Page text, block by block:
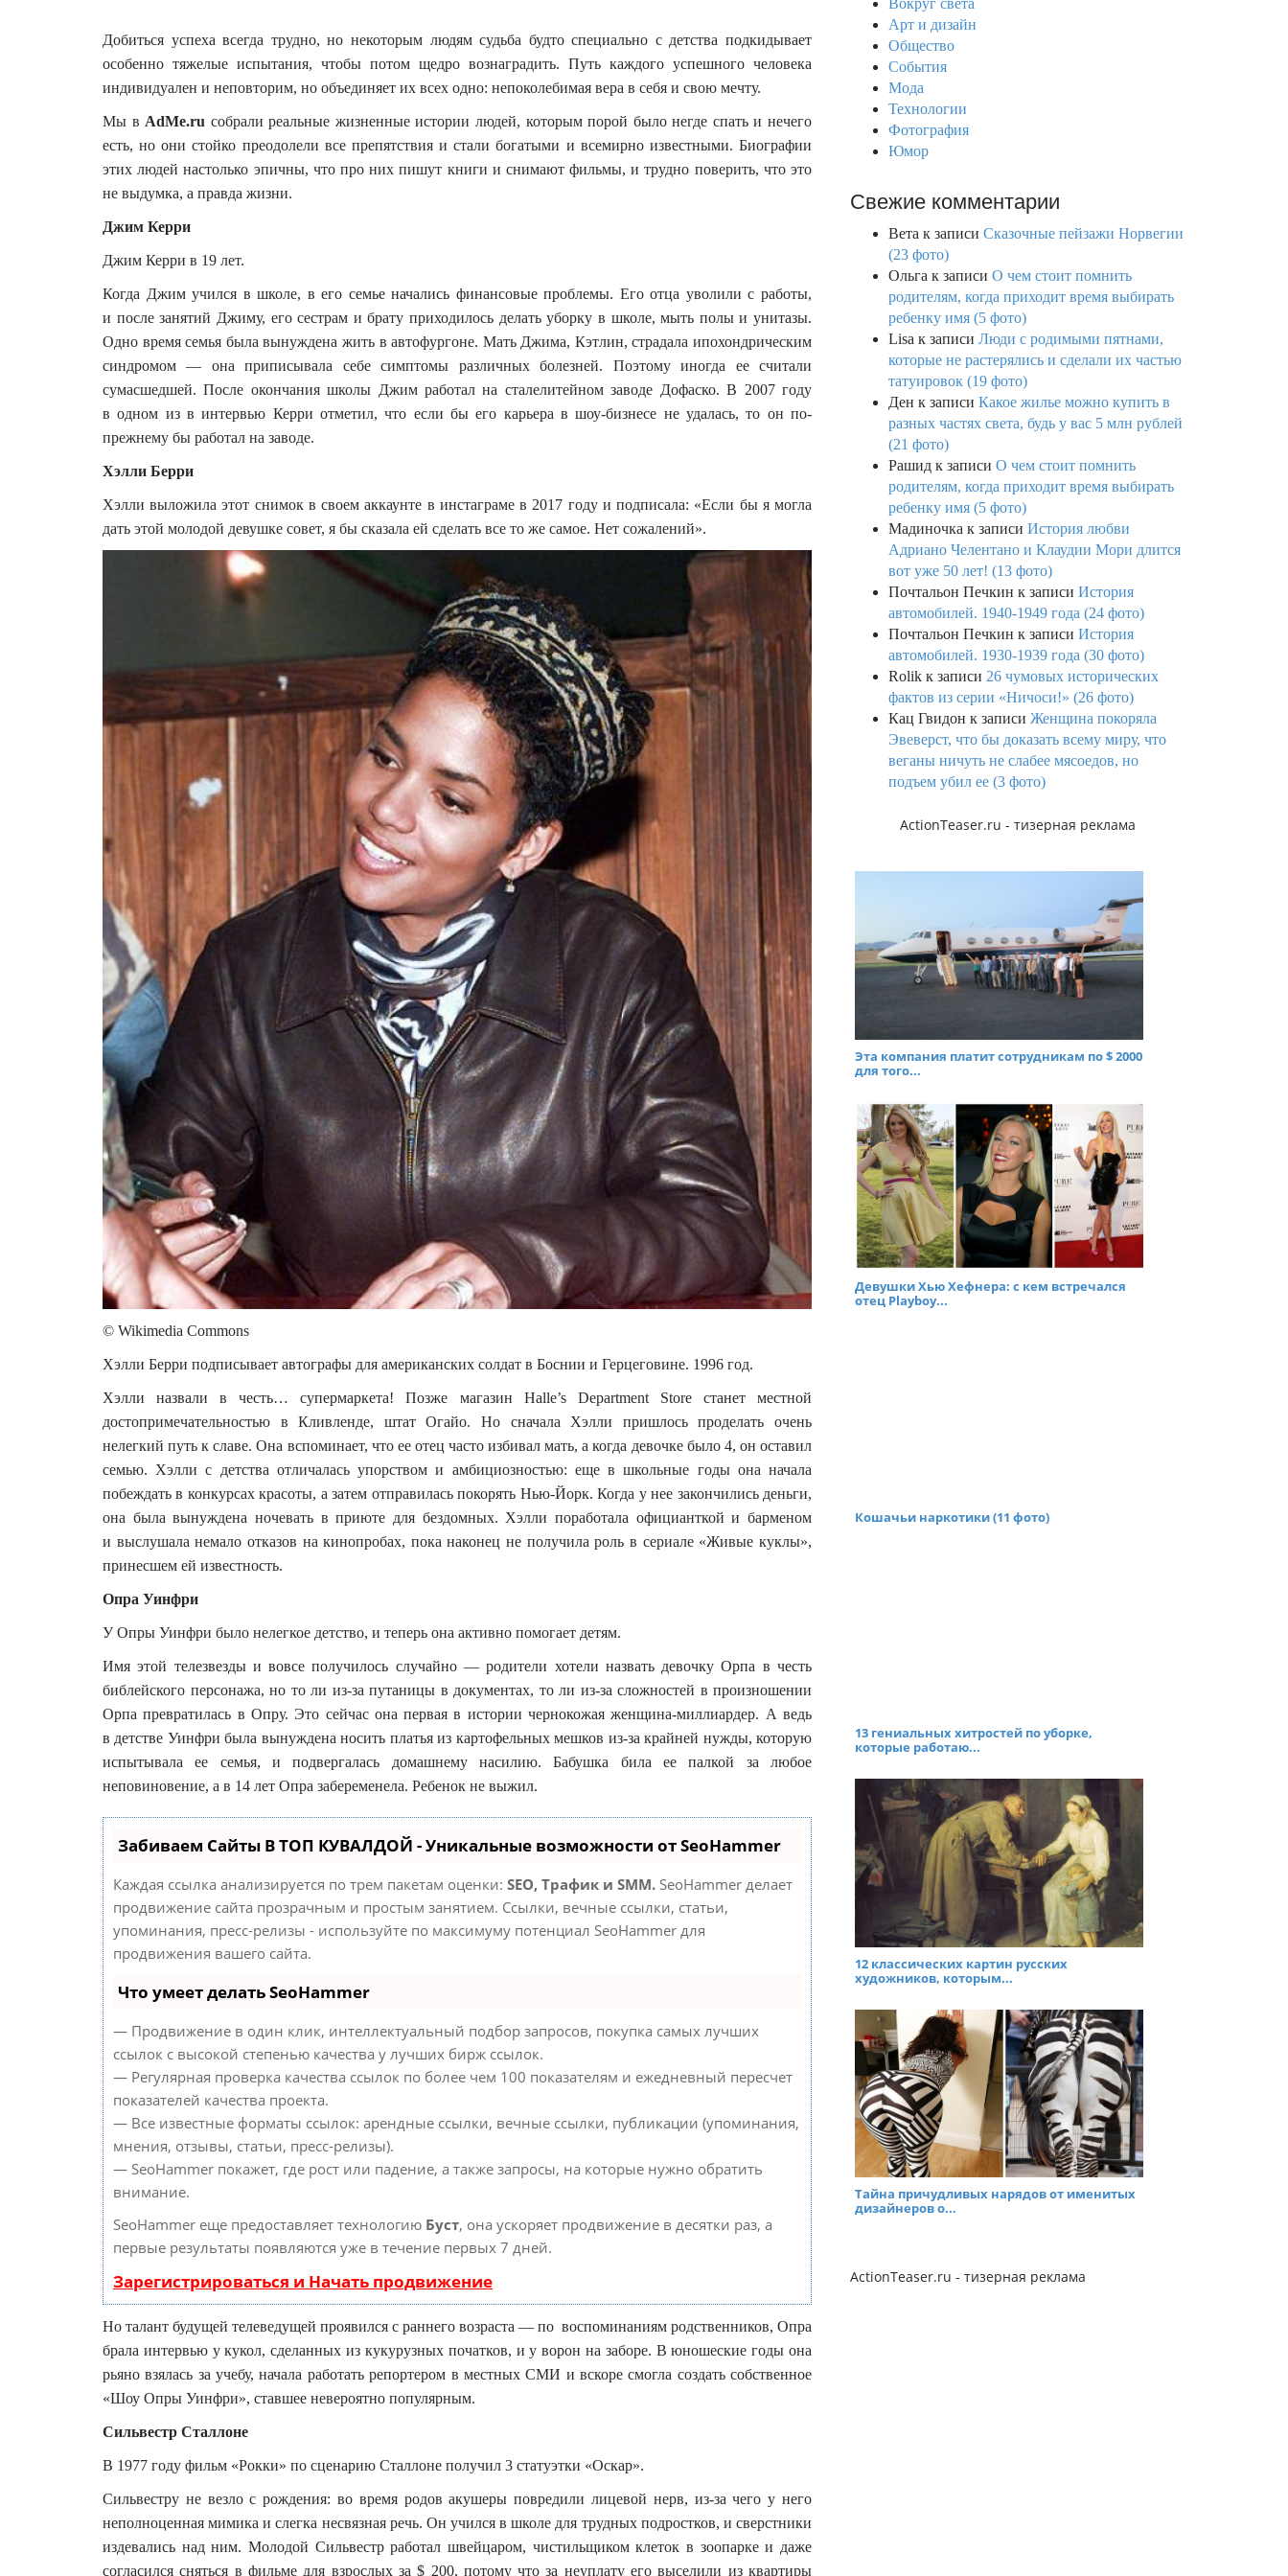
Добиться успеха всегда трудно, но некоторым людям судьба будто специально с детства подкидывает
особенно тяжелые испытания, чтобы потом щедро вознаградить. Путь каждого успешного человека
индивидуален и неповторим, но объединяет их всех одно: непоколебимая вера в себя и свою мечту.
Мы в AdMe.ru собрали реальные жизненные истории людей, которым порой было негде спать и нечего
есть, но они стойко преодолели все препятствия и стали богатыми и всемирно известными. Биографии
этих людей настолько эпичны, что про них пишут книги и снимают фильмы, и трудно поверить, что это
не выдумка, а правда жизни.
Джим Керри
Джим Керри в 19 лет.
Когда Джим учился в школе, в его семье начались финансовые проблемы. Его отца уволили с работы,
и после занятий Джиму, его сестрам и брату приходилось делать уборку в школе, мыть полы и унитазы.
Одно время семья была вынуждена жить в автофургоне. Мать Джима, Кэтлин, страдала ипохондрическим
синдромом — она приписывала себе симптомы различных болезней. Поэтому иногда ее считали
сумасшедшей. После окончания школы Джим работал на сталелитейном заводе Дофаско. В 2007 году
в одном из в интервью Керри отметил, что если бы его карьера в шоу-бизнесе не удалась, то он по-
прежнему бы работал на заводе.
Хэлли Берри
Хэлли выложила этот снимок в своем аккаунте в инстаграме в 2017 году и подписала: «Если бы я могла
дать этой молодой девушке совет, я бы сказала ей сделать все то же самое. Нет сожалений».
© Wikimedia Commons
Хэлли Берри подписывает автографы для американских солдат в Боснии и Герцеговине. 1996 год.
Хэлли назвали в честь… супермаркета! Позже магазин Halle’s Department Store станет местной
достопримечательностью в Кливленде, штат Огайо. Но сначала Хэлли пришлось проделать очень
нелегкий путь к славе. Она вспоминает, что ее отец часто избивал мать, а когда девочке было 4, он оставил
семью. Хэлли с детства отличалась упорством и амбициозностью: еще в школьные годы она начала
побеждать в конкурсах красоты, а затем отправилась покорять Нью-Йорк. Когда у нее закончились деньги,
она была вынуждена ночевать в приюте для бездомных. Хэлли поработала официанткой и барменом
и выслушала немало отказов на кинопробах, пока наконец не получила роль в сериале «Живые куклы»,
принесшем ей известность.
Опра Уинфри
У Опры Уинфри было нелегкое детство, и теперь она активно помогает детям.
Имя этой телезвезды и вовсе получилось случайно — родители хотели назвать девочку Орпа в честь
библейского персонажа, но то ли из-за путаницы в документах, то ли из-за сложностей в произношении
Орпа превратилась в Опру. Это сейчас она первая в истории чернокожая женщина-миллиардер. А ведь
в детстве Уинфри была вынуждена носить платья из картофельных мешков из-за крайней нужды, которую
испытывала ее семья, и подвергалась домашнему насилию. Бабушка била ее палкой за любое
неповиновение, а в 14 лет Опра забеременела. Ребенок не выжил.
Забиваем Сайты В ТОП КУВАЛДОЙ - Уникальные возможности от SeoHammer
Каждая ссылка анализируется по трем пакетам оценки: SEO, Трафик и SMM. SeoHammer делает
продвижение сайта прозрачным и простым занятием. Ссылки, вечные ссылки, статьи,
упоминания, пресс-релизы - используйте по максимуму потенциал SeoHammer для
продвижения вашего сайта.
Что умеет делать SeoHammer
— Продвижение в один клик, интеллектуальный подбор запросов, покупка самых лучших
ссылок с высокой степенью качества у лучших бирж ссылок.
— Регулярная проверка качества ссылок по более чем 100 показателям и ежедневный пересчет
показателей качества проекта.
— Все известные форматы ссылок: арендные ссылки, вечные ссылки, публикации (упоминания,
мнения, отзывы, статьи, пресс-релизы).
— SeoHammer покажет, где рост или падение, а также запросы, на которые нужно обратить
внимание.
SeoHammer еще предоставляет технологию Буст, она ускоряет продвижение в десятки раз, а
первые результаты появляются уже в течение первых 7 дней.
Зарегистрироваться и Начать продвижение
Но талант будущей телеведущей проявился с раннего возраста — по воспоминаниям родственников, Опра
брала интервью у кукол, сделанных из кукурузных початков, и у ворон на заборе. В юношеские годы она
рьяно взялась за учебу, начала работать репортером в местных СМИ и вскоре смогла создать собственное
«Шоу Опры Уинфри», ставшее невероятно популярным.
Сильвестр Сталлоне
В 1977 году фильм «Рокки» по сценарию Сталлоне получил 3 статуэтки «Оскар».
Сильвестру не везло с рождения: во время родов акушеры повредили лицевой нерв, из-за чего у него
неполноценная мимика и слегка несвязная речь. Он учился в школе для трудных подростков, и сверстники
издевались над ним. Молодой Сильвестр работал швейцаром, чистильщиком клеток в зоопарке и даже
согласился сняться в фильме для взрослых за $ 200, потому что за неуплату его выселили из квартиры
Вокруг света
Арт и дизайн
Общество
События
Мода
Технологии
Фотография
Юмор
Свежие комментарии
Вета к записи Сказочные пейзажи Норвегии
(23 фото)
Ольга к записи О чем стоит помнить
родителям, когда приходит время выбирать
ребенку имя (5 фото)
Lisa к записи Люди с родимыми пятнами,
которые не растерялись и сделали их частью
татуировок (19 фото)
Ден к записи Какое жилье можно купить в
разных частях света, будь у вас 5 млн рублей
(21 фото)
Рашид к записи О чем стоит помнить
родителям, когда приходит время выбирать
ребенку имя (5 фото)
Мадиночка к записи История любви
Адриано Челентано и Клаудии Мори длится
вот уже 50 лет! (13 фото)
Почтальон Печкин к записи История
автомобилей. 1940-1949 года (24 фото)
Почтальон Печкин к записи История
автомобилей. 1930-1939 года (30 фото)
Rolik к записи 26 чумовых исторических
фактов из серии «Ничоси!» (26 фото)
Кац Гвидон к записи Женщина покоряла
Эвеверст, что бы доказать всему миру, что
веганы ничуть не слабее мясоедов, но
подъем убил ее (3 фото)
ActionTeaser.ru - тизерная реклама
Эта компания платит сотрудникам по $ 2000
для того...
Девушки Хью Хефнера: с кем встречался
отец Playboy...
Кошачьи наркотики (11 фото)
13 гениальных хитростей по уборке,
которые работаю...
12 классических картин русских
художников, которым...
Тайна причудливых нарядов от именитых
дизайнеров о...
ActionTeaser.ru - тизерная реклама